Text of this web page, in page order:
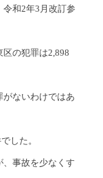
和2年3月改訂参
の犯罪は2,898
ないわけではあ
した。
事故を少なくす